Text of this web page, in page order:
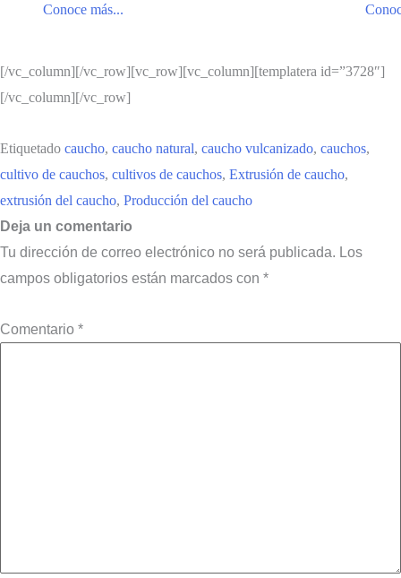
Conoce más...
[/vc_column][/vc_row][vc_row][vc_column][templatera id=”3728″]
[/vc_column][/vc_row]
Etiquetado caucho, caucho natural, caucho vulcanizado, cauchos,
cultivo de cauchos, cultivos de cauchos, Extrusión de caucho,
extrusión del caucho, Producción del caucho
Deja un comentario
Tu dirección de correo electrónico no será publicada. Los
campos obligatorios están marcados con *
Comentario *